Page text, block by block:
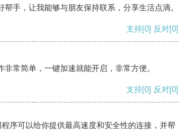
帮手，让我能够与朋友保持联系，分享生活点滴。
支持[0] 反对[0]
非常简单，一键加速就能开启，非常方便。
支持[0] 反对[0]
序可以给你提供最高速度和安全性的连接，并帮